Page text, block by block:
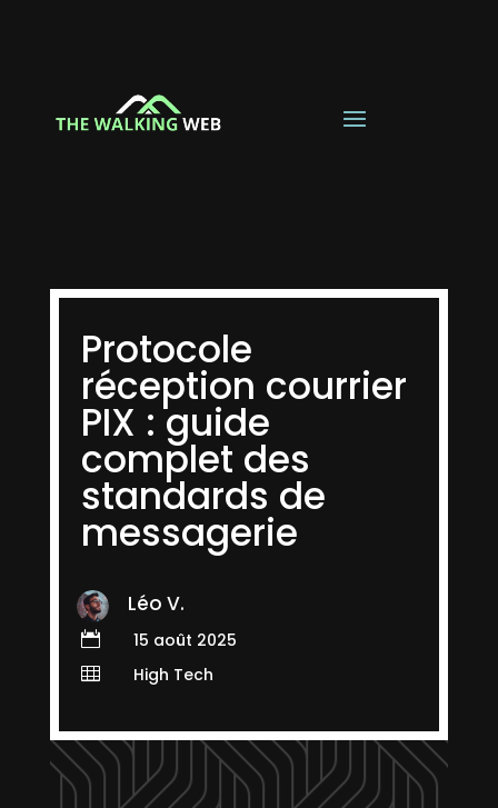
Protocole
réception courrier
PIX : guide
complet des
standards de
messagerie
Léo V.
 15 août 2025
 High Tech